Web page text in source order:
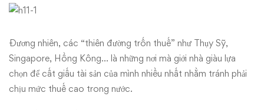
Đương nhiên, các “thiên đường trốn thuế” như Thụy Sỹ,
Singapore, Hồng Kông… là những nơi mà giới nhà giàu lựa
chọn để cất giấu tài sản của mình nhiều nhất nhằm tránh phải
chịu mức thuế cao trong nước.